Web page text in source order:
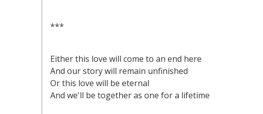
***
Either this love will come to an end here
And our story will remain unfinished
Or this love will be eternal
And we'll be together as one for a lifetime